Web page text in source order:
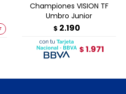
Championes VISION TF
Umbro Junior
$ 2.190
$ 1.971